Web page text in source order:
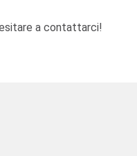
a contattarci!